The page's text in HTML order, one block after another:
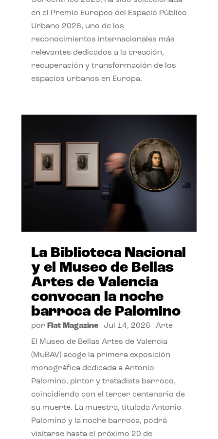
en el Premio Europeo del Espacio Público
Urbano 2026, uno de los
reconocimientos internacionales más
relevantes dedicados a la creación,
recuperación y transformación de los
espacios urbanos en Europa.
La Biblioteca Nacional
y el Museo de Bellas
Artes de Valencia
convocan la noche
barroca de Palomino
por Flat Magazine| Jul 14, 2026 Arte
El Museo de Bellas Artes de Valencia
(MuBAV) acoge la primera exposición
monográfica dedicada a Antonio
Palomino, pintor y tratadista barroco,
coincidiendo con el tercer centenario de
su muerte. La muestra, titulada Antonio
Palomino y la noche barroca, podrá
visitarse hasta el próximo 20 de